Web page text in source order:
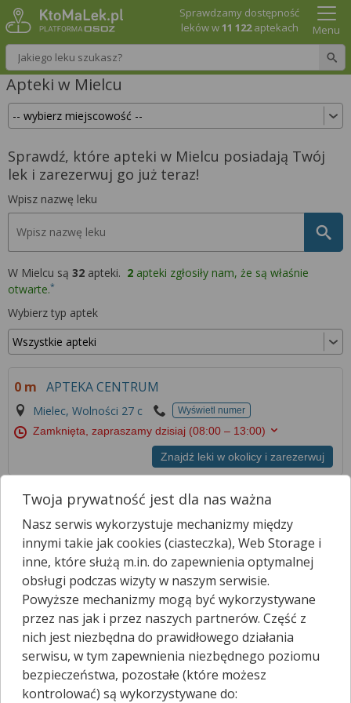
Wpisz nazwę leku
Sprawdzamy dostępność
leków w11 122aptekach Menu
Apteki w Mielcu
Sprawdź, które apteki w Mielcu posiadają Twój
lek i zarezerwuj go już teraz!
Wpisz nazwę leku
W Mielcu są32 apteki. 2 apteki zgłosiły nam, że są właśnie
otwarte.*
Wybierz typ aptek
0 m APTEKA CENTRUM
Mielec, Wolności 27 c Wyświetl numer
Zamknięta, zapraszamy dzisiaj (08:00 – 13:00)
Znajdź leki w okolicy i zarezerwuj
309 m APTEKA "POD ORŁEM"
Mielec, Wolności 2a Wyświetl numer
Zamknięta, zapraszamy dzisiaj(09:00 – 13:00)
Znajdź leki w okolicy i zarezerwuj
359 m APTEKA CENTRUM
Mielec, Batorego 20 Wyświetl numer
Zamknięta, zapraszamy dzisiaj (08:00 – 13:00)
Znajdź leki w okolicy i zarezerwuj
Twoja prywatność jest dla nas ważna
Nasz serwis wykorzystuje mechanizmy między
innymi takie jak cookies (ciasteczka), Web Storage i
inne, które służą m.in. do zapewnienia optymalnej
obsługi podczas wizyty w naszym serwisie.
Powyższe mechanizmy mogą być wykorzystywane
przez nas jak i przez naszych partnerów. Część z
nich jest niezbędna do prawidłowego działania
serwisu, w tym zapewnienia niezbędnego poziomu
bezpieczeństwa, pozostałe (które możesz
kontrolować) są wykorzystywane do: